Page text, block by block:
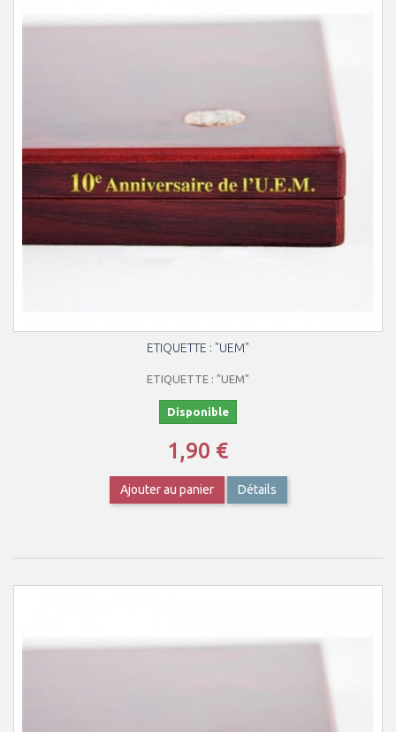
ETIQUETTE : "UEM"
ETIQUETTE : "UEM"
Disponible
1,90 €
Ajouter au panier Détails